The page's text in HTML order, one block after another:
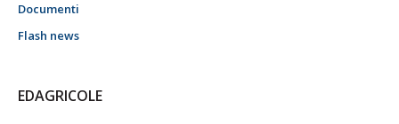
Documenti
Flash news
EDAGRICOLE